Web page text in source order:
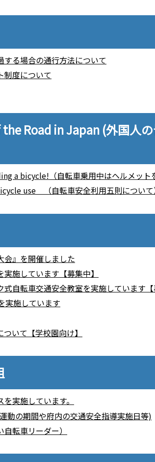
る場合の通行方法について
制度について
Road in Japan (外国人
a bicycle!（自転車乗用中はヘルメット
use （自転車安全利用五則について
会』を開催しました
施しています【募集中】
自転車交通安全教室を実施しています【
実施しています
いて【学校園向け】
実施しています。
動の期間や府内の交通安全指導実施日等)
転車リーダー）